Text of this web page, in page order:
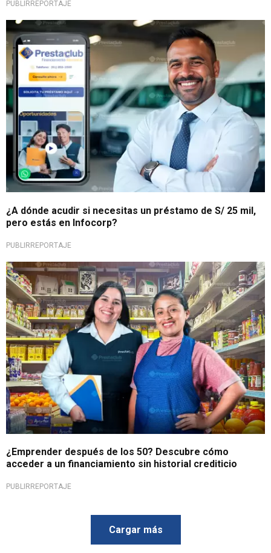
PUBLIRREPORTAJE
¿A dónde acudir si necesitas un préstamo de S/ 25 mil,
pero estás en Infocorp?
PUBLIRREPORTAJE
¡No dejes pasar esta oportunidad!
¿Emprender después de los 50? Descubre cómo
acceder a un financiamiento sin historial crediticio
PUBLIRREPORTAJE
Cargar más